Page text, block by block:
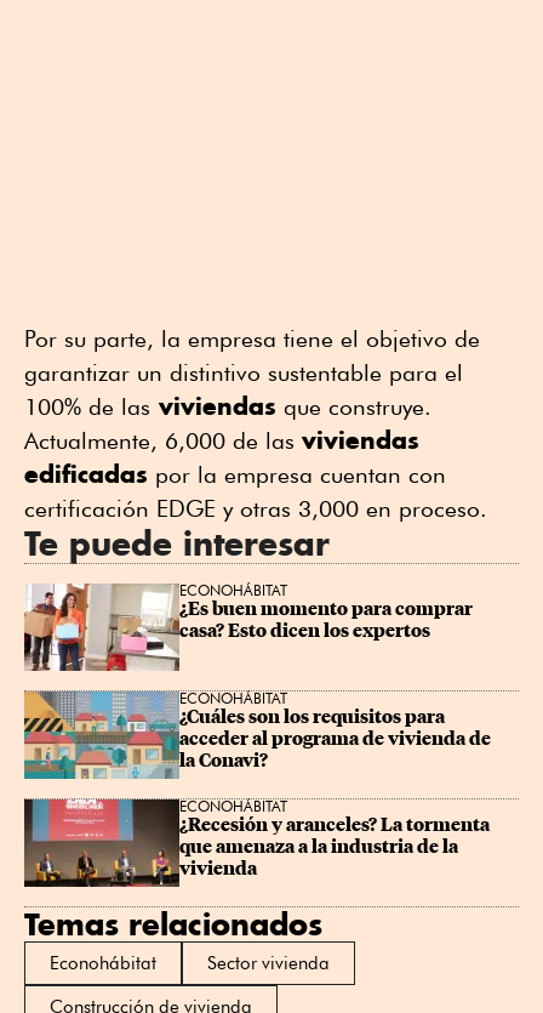
Por su parte, la empresa tiene el objetivo de
garantizar un distintivo sustentable para el
100% de las viviendas que construye.
Actualmente, 6,000 de las viviendas
edificadas por la empresa cuentan con
certificación EDGE y otras 3,000 en proceso.
Te puede interesar
ECONOHÁBITAT
¿Es buen momento para comprar
casa? Esto dicen los expertos
ECONOHÁBITAT
¿Cuáles son los requisitos para
acceder al programa de vivienda de
la Conavi?
ECONOHÁBITAT
¿Recesión y aranceles? La tormenta
que amenaza a la industria de la
vivienda
Temas relacionados
Econohábitat
Sector vivienda
Construcción de vivienda